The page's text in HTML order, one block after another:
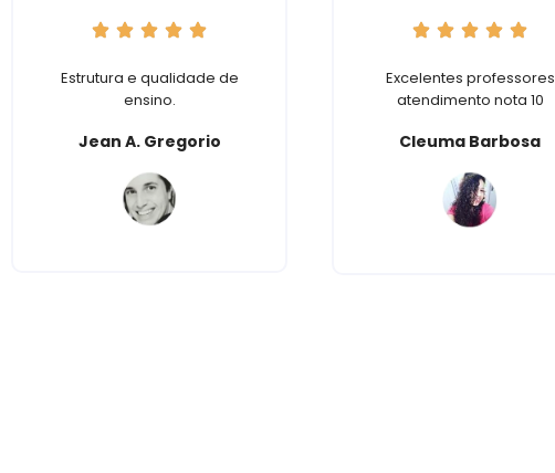
Estrutura e qualidade de
ensino.
Jean A. Gregorio
Excelentes professores
atendimento nota 10
Cleuma Barbosa